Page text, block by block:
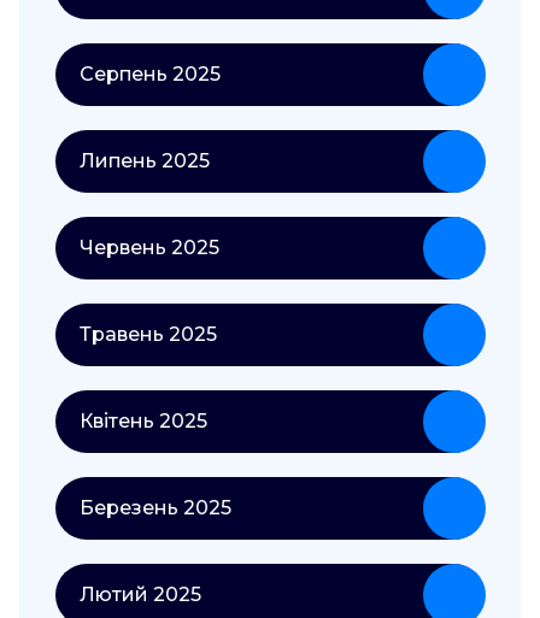
Серпень 2025
Липень 2025
Червень 2025
Травень 2025
Квітень 2025
Березень 2025
Лютий 2025